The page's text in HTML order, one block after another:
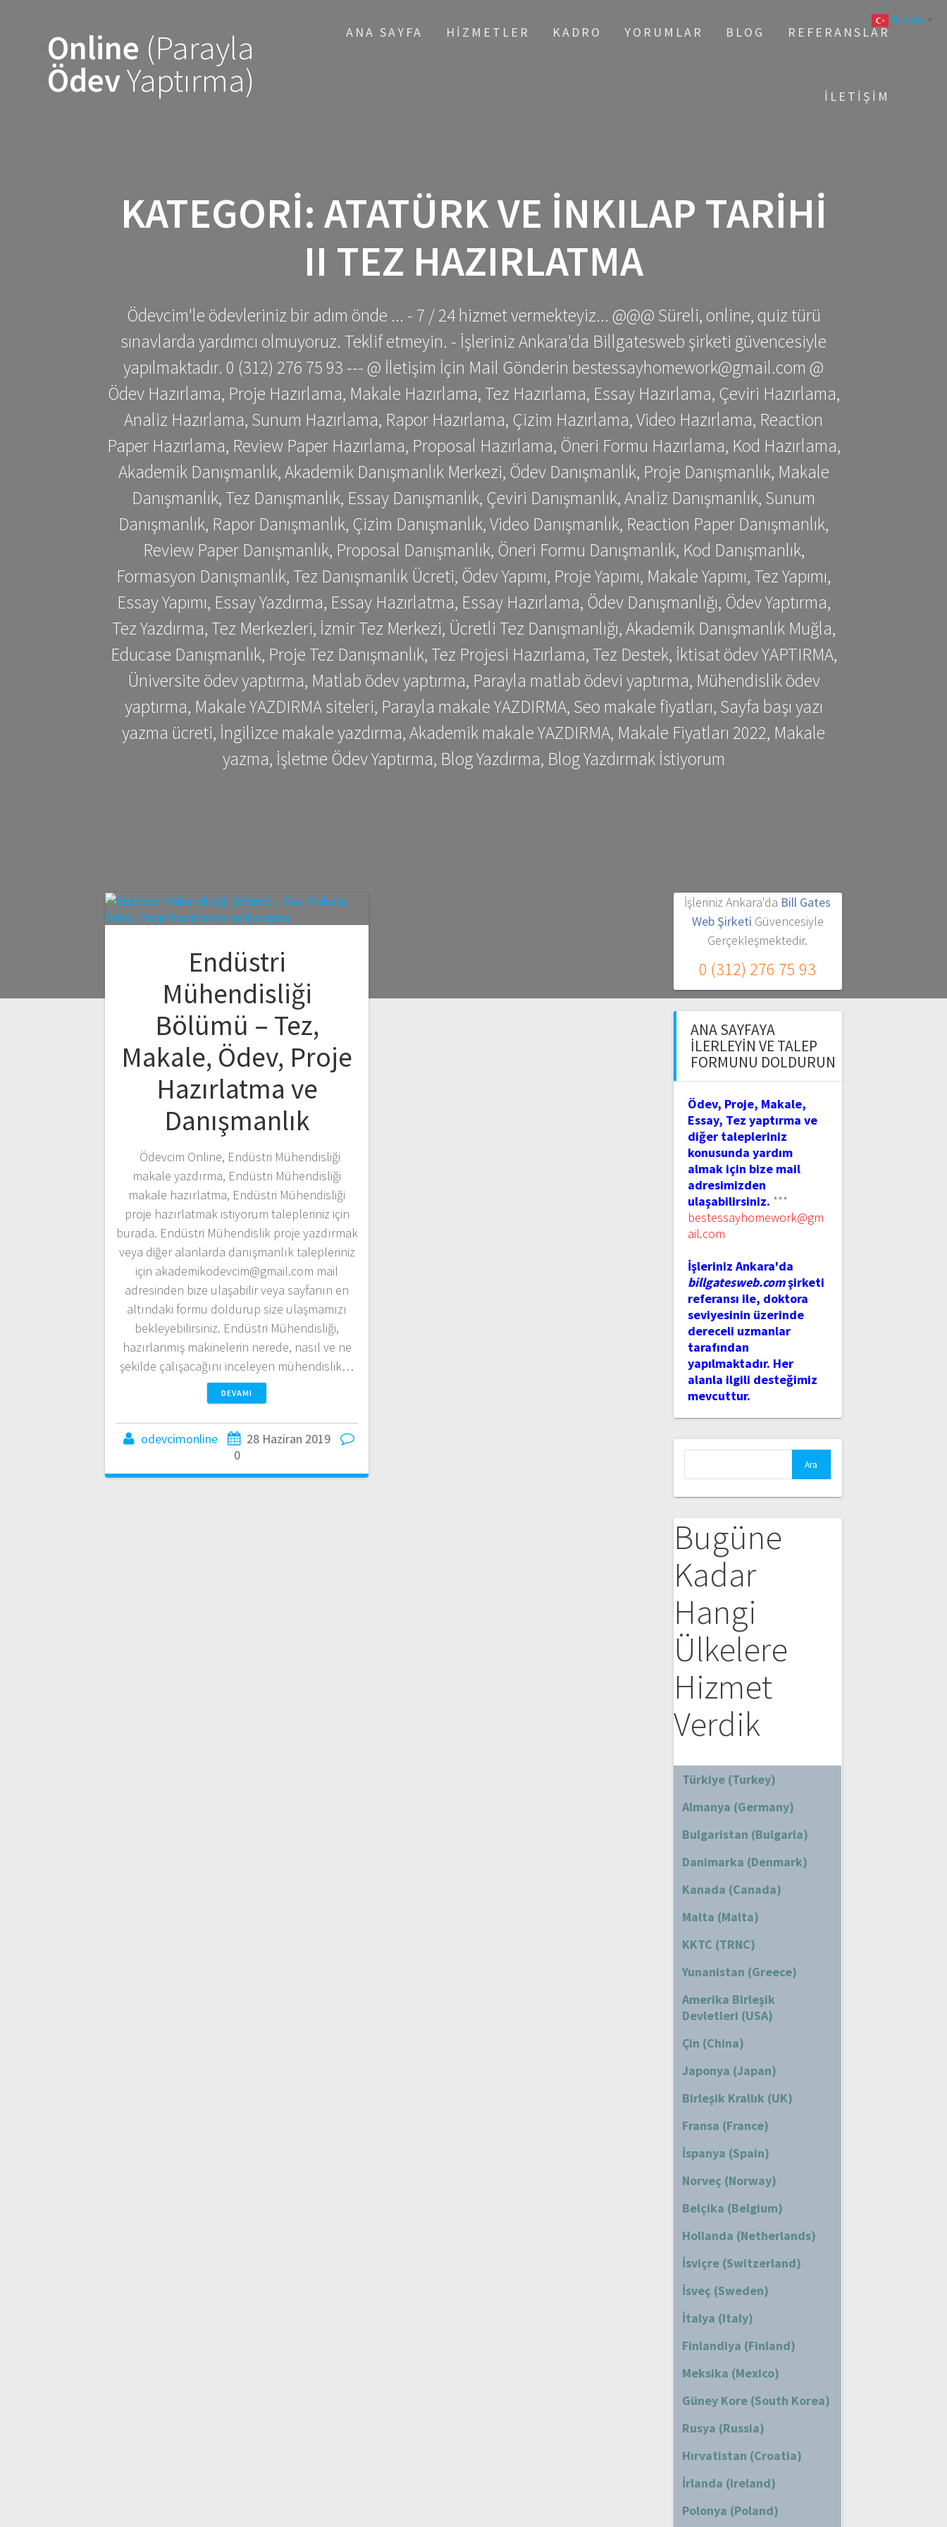
Online (Parayla
ÖdevYaptırma)
ANA SAYFA HIZMETLER KADRO YORUMLAR BLOG REFERANSLAR
İLETIŞIM
KATEGORI: ATATÜRK VE İNKILAP TARIHI
II TEZ HAZIRLATMA
Ödevcim'le ödevleriniz bir adım önde ... - 7 / 24 hizmet vermekteyiz... @@@ Süreli, online, quiz türü
sınavlarda yardımcı olmuyoruz. Teklif etmeyin. - İşleriniz Ankara'da Billgatesweb şirketi güvencesiyle
yapılmaktadır. 0 (312) 276 75 93 --- @ İletişim İçin Mail Gönderin bestessayhomework@gmail.com @
Ödev Hazırlama, Proje Hazırlama, Makale Hazırlama, Tez Hazırlama, Essay Hazırlama, Çeviri Hazırlama,
Analiz Hazırlama, Sunum Hazırlama, Rapor Hazırlama, Çizim Hazırlama, Video Hazırlama, Reaction
Paper Hazırlama, Review Paper Hazırlama, Proposal Hazırlama, Öneri Formu Hazırlama, Kod Hazırlama,
Akademik Danışmanlık, Akademik Danışmanlık Merkezi, Ödev Danışmanlık, Proje Danışmanlık, Makale
Danışmanlık, Tez Danışmanlık, Essay Danışmanlık, Çeviri Danışmanlık, Analiz Danışmanlık, Sunum
Danışmanlık, Rapor Danışmanlık, Çizim Danışmanlık, Video Danışmanlık, Reaction Paper Danışmanlık,
Review Paper Danışmanlık, Proposal Danışmanlık, Öneri Formu Danışmanlık, Kod Danışmanlık,
Formasyon Danışmanlık, Tez Danışmanlık Ücreti, Ödev Yapımı, Proje Yapımı, Makale Yapımı, Tez Yapımı,
Essay Yapımı, Essay Yazdırma, Essay Hazırlatma, Essay Hazırlama, Ödev Danışmanlığı, Ödev Yaptırma,
Tez Yazdırma, Tez Merkezleri, İzmir Tez Merkezi, Ücretli Tez Danışmanlığı, Akademik Danışmanlık Muğla,
Educase Danışmanlık, Proje Tez Danışmanlık, Tez Projesi Hazırlama, Tez Destek, İktisat ödev YAPTIRMA,
Üniversite ödev yaptırma, Matlab ödev yaptırma, Parayla matlab ödevi yaptırma, Mühendislik ödev
yaptırma, Makale YAZDIRMA siteleri, Parayla makale YAZDIRMA, Seo makale fiyatları, Sayfa başı yazı
yazma ücreti, İngilizce makale yazdırma, Akademik makale YAZDIRMA, Makale Fiyatları 2022, Makale
yazma, İşletme Ödev Yaptırma, Blog Yazdırma, Blog Yazdırmak İstiyorum
Endüstri
Mühendisliği
Bölümü – Tez,
Makale, Ödev, Proje
Hazırlatma ve
Danışmanlık
Ödevcim Online, Endüstri Mühendisliği
makale yazdırma, Endüstri Mühendisliği
makale hazırlatma, Endüstri Mühendisliği
proje hazırlatmak istiyorum talepleriniz için
burada. Endüstri Mühendislik proje yazdırmak
veya diğer alanlarda danışmanlık talepleriniz
için akademikodevcim@gmail.com mail
adresinden bize ulaşabilir veya sayfanın en
altındaki formu doldurup size ulaşmamızı
bekleyebilirsiniz. Endüstri Mühendisliği,
hazırlanmış makinelerin nerede, nasıl ve ne
şekilde çalışacağını inceleyen mühendislik…
DEVAMI
odevcimonline
28 Haziran 2019
0
İşleriniz Ankara'da Bill Gates
Web Şirketi Güvencesiyle
Gerçekleşmektedir.
0 (312) 276 75 93
ANA SAYFAYA
İLERLEYIN VE TALEP
FORMUNU DOLDURUN
Ödev, Proje, Makale,
Essay, Tez yaptırma ve
diğer talepleriniz
konusunda yardım
almak için bize mail
adresimizden
ulaşabilirsiniz. ***
bestessayhomework@gm
ail.com
İşleriniz Ankara'da
billgatesweb.comşirketi
referansı ile, doktora
seviyesinin üzerinde
dereceli uzmanlar
tarafından
yapılmaktadır. Her
alanla ilgili desteğimiz
mevcuttur.
Bugüne
Kadar
Hangi
Ülkelere
Hizmet
Verdik
Türkiye (Turkey)
Almanya (Germany)
Bulgaristan (Bulgaria)
Danimarka (Denmark)
Kanada (Canada)
Malta (Malta)
KKTC (TRNC)
Yunanistan (Greece)
Amerika Birleşik
Devletleri (USA)
Çin (China)
Japonya (Japan)
Birleşik Krallık (UK)
Fransa (France)
İspanya (Spain)
Norveç (Norway)
Belçika (Belgium)
Hollanda (Netherlands)
İsviçre (Switzerland)
İsveç (Sweden)
İtalya (Italy)
Finlandiya (Finland)
Meksika (Mexico)
Güney Kore (South Korea)
Rusya (Russia)
Hırvatistan (Croatia)
İrlanda (Ireland)
Polonya (Poland)
Turkish ▼